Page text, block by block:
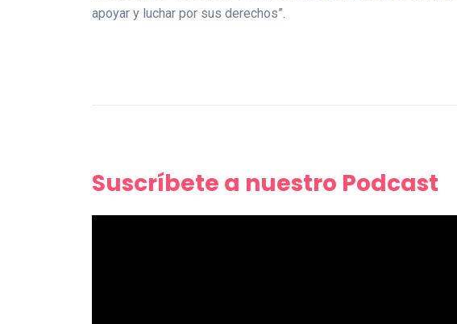
apoyar y luchar por sus derechos”.
Suscríbete a nuestro Podcast